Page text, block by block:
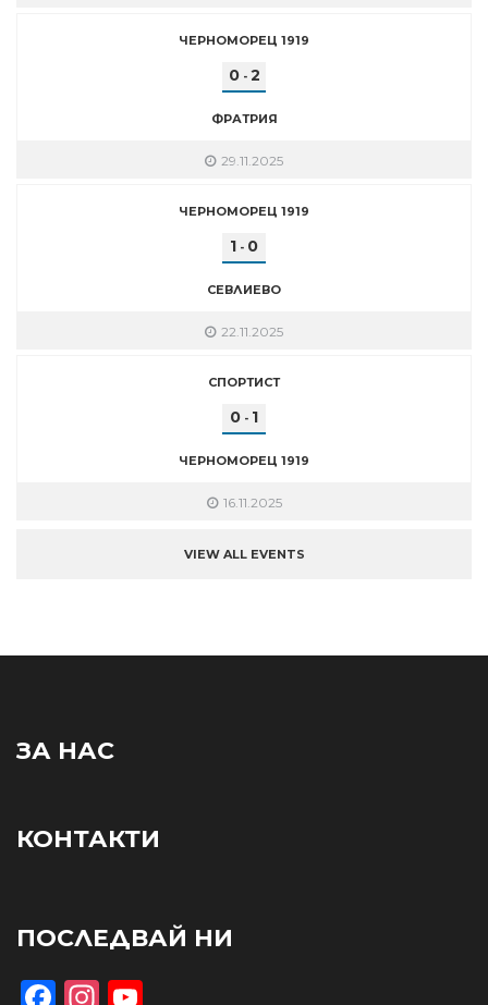
ЧЕРНОМОРЕЦ 1919
0- 2
ФРАТРИЯ
29.11.2025
ЧЕРНОМОРЕЦ 1919
1 - 0
СЕВЛИЕВО
22.11.2025
СПОРТИСТ
0 - 1
ЧЕРНОМОРЕЦ 1919
16.11.2025
VIEW ALL EVENTS
ЗА НАС
КОНТАКТИ
ПОСЛЕДВАЙ НИ